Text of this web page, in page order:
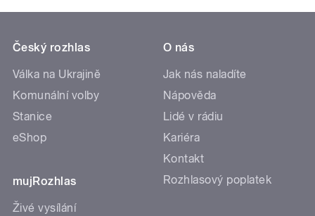
Český rozhlas
Válka na Ukrajině
Komunální volby
Stanice
eShop
mujRozhlas
Živé vysílání
O nás
Jak nás naladíte
Nápověda
Lidé v rádiu
Kariéra
Kontakt
Rozhlasový poplatek